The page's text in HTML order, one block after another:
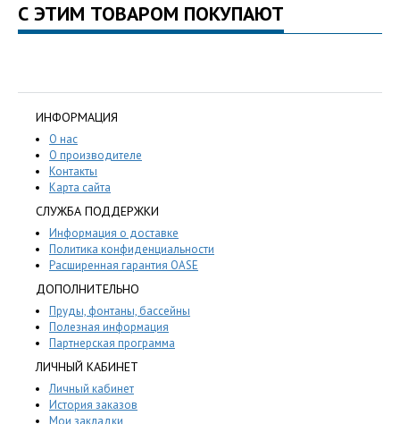
С ЭТИМ ТОВАРОМ ПОКУПАЮТ
ИНФОРМАЦИЯ
О нас
О производителе
Контакты
Карта сайта
СЛУЖБА ПОДДЕРЖКИ
Информация о доставке
Политика конфиденциальности
Расширенная гарантия OASE
ДОПОЛНИТЕЛЬНО
Пруды, фонтаны, бассейны
Полезная информация
Партнерская программа
ЛИЧНЫЙ КАБИНЕТ
Личный кабинет
История заказов
Мои закладки